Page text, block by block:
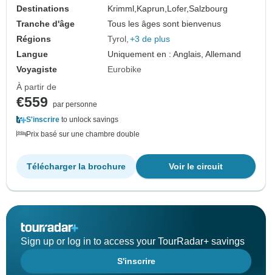
Destinations
Krimml, Kaprun, Lofer,Salzbourg
Tranche d'âge
Tous les âges sont bienvenus
Régions
Tyrol +3 de plus
Langue
Uniquement en : Anglais, Allemand
Voyagiste
Eurobike
À partir de
€559
par personne
S'inscrire to unlock savings
Prix basé sur une chambre double
Voir le circuit
Télécharger la brochure
Sign up or log in to access your TourRadar+ savings
S'inscrire